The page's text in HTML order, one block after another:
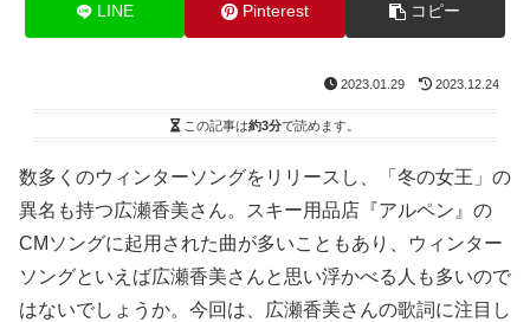
LINE Pinterest コピー
2023.01.29 2023.12.24
この記事は約3分で読めます。
数多くのウィンターソングをリリースし、「冬の女王」の
異名も持つ広瀬香美さん。スキー用品店『アルペン』の
CMソングに起用された曲が多いこともあり、ウィンター
ソングといえば広瀬香美さんと思い浮かべる人も多いので
はないでしょうか。今回は、広瀬香美さんの歌詞に注目し